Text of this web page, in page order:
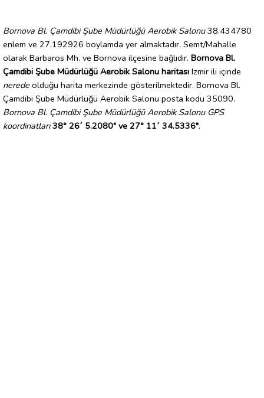
Bornova Bl. Çamdibi Şube Müdürlüğü Aerobik Salonu38.434780
enlem ve 27.192926 boylamda yer almaktadır. Semt/Mahalle
olarak Barbaros Mh. ve Bornova ilçesine bağlıdır. Bornova Bl.
Çamdibi Şube Müdürlüğü Aerobik Salonu haritası Izmir ili içinde
nerede olduğu harita merkezinde gösterilmektedir. Bornova Bl.
Çamdibi Şube Müdürlüğü Aerobik Salonu posta kodu 35090.
Bornova Bl. Çamdibi Şube Müdürlüğü Aerobik Salonu GPS
koordinatları 38° 26´ 5.2080" ve 27° 11´ 34.5336".